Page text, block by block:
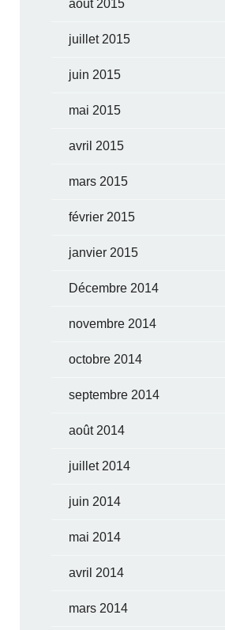
août 2015
juillet 2015
juin 2015
mai 2015
avril 2015
mars 2015
février 2015
janvier 2015
Décembre 2014
novembre 2014
octobre 2014
septembre 2014
août 2014
juillet 2014
juin 2014
mai 2014
avril 2014
mars 2014